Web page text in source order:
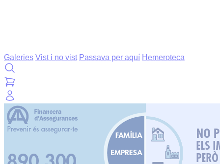
Galeries Vist i no vist Passava per aquí Hemeroteca